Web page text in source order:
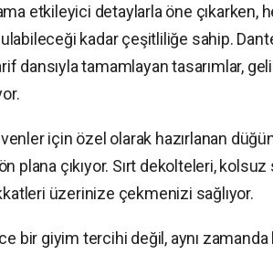
etkileyici detaylarla öne çıkarken,
kadar çeşitliliğe sahip.
tamamlayan tasarımlar,
için özel olarak hazırlanan
çıkıyor. Sırt dekolteleri, kolsuz
üzerinize çekmenizi sağlıyor.
bir giyim tercihi değil, aynı